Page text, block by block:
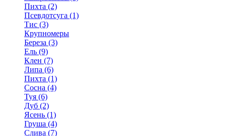
Пихта (2)
Псевдотсуга (1)
Тис (3)
Крупномеры
Береза (3)
Ель (9)
Клен (7)
Липа (6)
Пихта (1)
Сосна (4)
Туя (6)
Дуб (2)
Ясень (1)
Груша (4)
Слива (7)